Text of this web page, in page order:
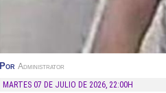
Por Administrator
MARTES 07 DE JULIO DE 2026, 22:00H